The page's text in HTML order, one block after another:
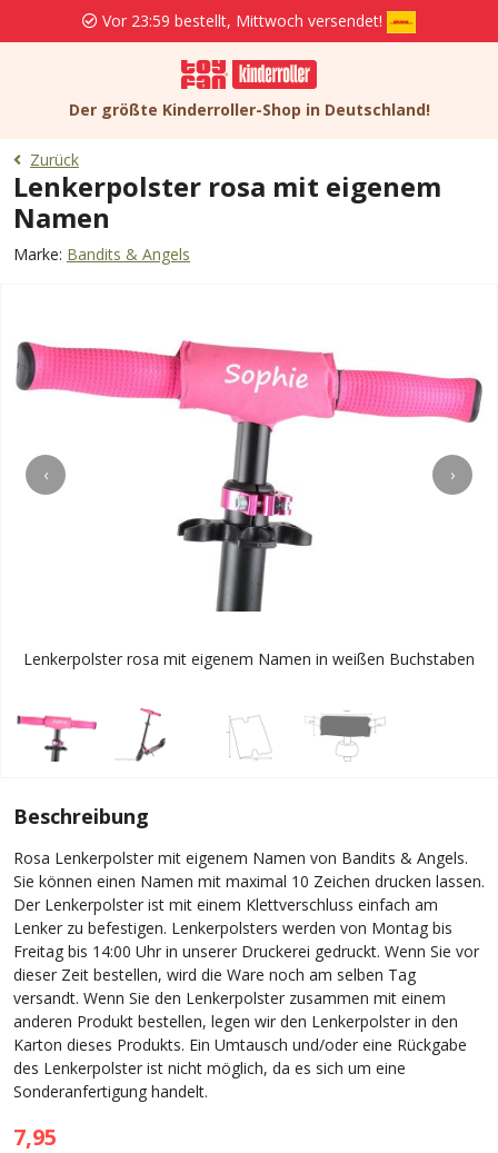
Vor 23:59 bestellt, Mittwoch versendet!
Der größte Kinderroller-Shop in Deutschland!
Zurück
Lenkerpolster rosa mit eigenem
Namen
Marke: Bandits & Angels
‹ ›
Lenkerpolster rosa mit eigenem Namen in weißen Buchstaben
Beschreibung
Rosa Lenkerpolster mit eigenem Namen von Bandits & Angels.
Sie können einen Namen mit maximal 10 Zeichen drucken lassen.
Der Lenkerpolster ist mit einem Klettverschluss einfach am
Lenker zu befestigen. Lenkerpolsters werden von Montag bis
Freitag bis 14:00 Uhr in unserer Druckerei gedruckt. Wenn Sie vor
dieser Zeit bestellen, wird die Ware noch am selben Tag
versandt. Wenn Sie den Lenkerpolster zusammen mit einem
anderen Produkt bestellen, legen wir den Lenkerpolster in den
Karton dieses Produkts. Ein Umtausch und/oder eine Rückgabe
des Lenkerpolster ist nicht möglich, da es sich um eine
Sonderanfertigung handelt.
7,95